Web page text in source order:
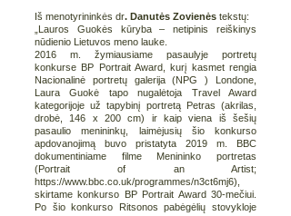
Iš menotyrininkės dr. Danutės Zovienės tekstų:
„Lauros Guokės kūryba – netipinis reiškinys
nūdienio Lietuvos meno lauke.
2016 m. žymiausiame pasaulyje portretų
konkurse BP Portrait Award, kurį kasmet rengia
Nacionalinė portretų galerija (NPG ) Londone,
Laura Guokė tapo nugalėtoja Travel Award
kategorijoje už tapybinį portretą Petras (akrilas,
drobė, 146 x 200 cm) ir kaip viena iš šešių
pasaulio menininkų, laimėjusių šio konkurso
apdovanojimą buvo pristatyta 2019 m. BBC
dokumentiniame filme Menininko portretas
(Portrait of an Artist;
https://www.bbc.co.uk/programmes/n3ct6mj6),
skirtame konkurso BP Portrait Award 30-mečiui.
Po šio konkurso Ritsonos pabėgėlių stovykloje